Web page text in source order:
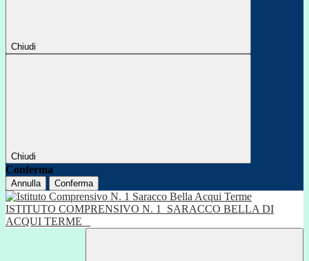
Chiudi
Chiudi
Conferma
Annulla Conferma
ISTITUTO COMPRENSIVO N. 1
SARACCO BELLA DI
ACQUI TERME